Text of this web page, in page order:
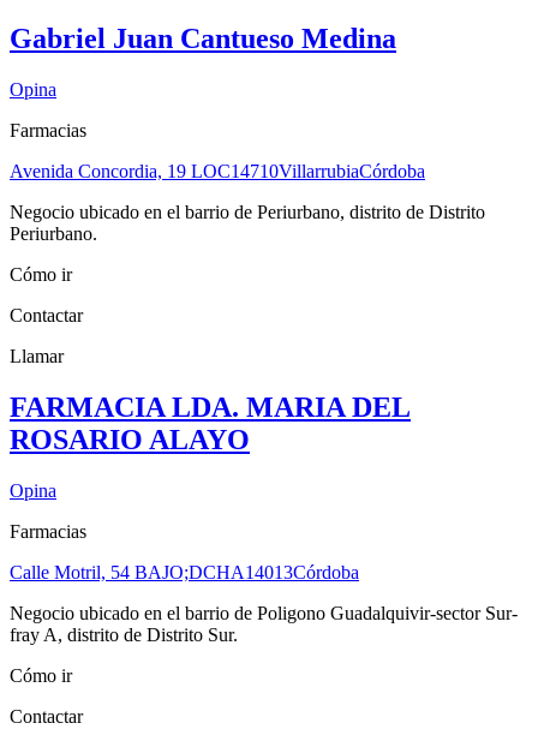
Gabriel Juan Cantueso Medina
Opina
Farmacias
Avenida Concordia, 19 LOC14710VillarrubiaCórdoba
Negocio ubicado en el barrio de Periurbano, distrito de Distrito
Periurbano.
Cómo ir
Contactar
Llamar
FARMACIA LDA. MARIA DEL
ROSARIO ALAYO
Opina
Farmacias
Calle Motril, 54 BAJO;DCHA14013Córdoba
Negocio ubicado en el barrio de Poligono Guadalquivir-sector Sur-
fray A, distrito de Distrito Sur.
Cómo ir
Contactar